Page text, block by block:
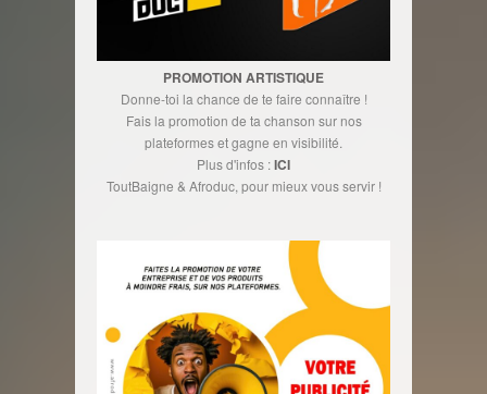
PROMOTION ARTISTIQUE
Donne-toi la chance de te faire connaître !
Fais la promotion de ta chanson sur nos
plateformes et gagne en visibilité.
Plus d'infos :ICI
ToutBaigne & Afroduc, pour mieux vous servir !